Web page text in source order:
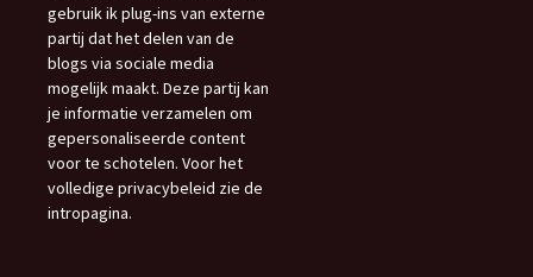
gebruik ik plug-ins van externe
partij dat het delen van de
blogs via sociale media
mogelijk maakt. Deze partij kan
je informatie verzamelen om
gepersonaliseerde content
voor te schotelen. Voor het
volledige privacybeleid zie de
intropagina.